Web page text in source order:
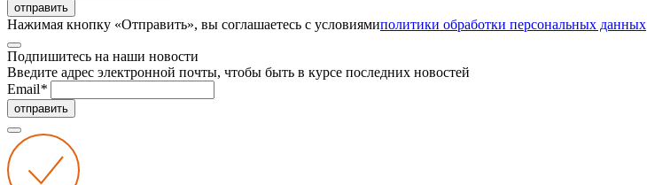
отправить
Нажимая кнопку «Отправить», вы соглашаетесь с условиямиполитики обработки персональных данных
Подпишитесь на наши новости
Введите адрес электронной почты, чтобы быть в курсе последних новостей
Email*
отправить